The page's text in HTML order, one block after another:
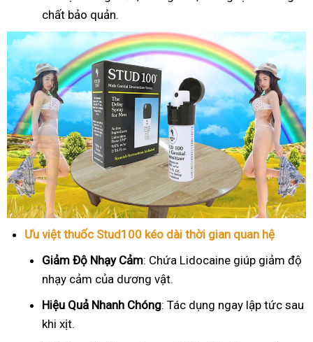
chất bảo quản.
Ưu việt thuốc Stud100 kéo dài thời gian quan hệ
Giảm Độ Nhạy Cảm: Chứa Lidocaine giúp giảm độ
nhạy cảm của dương vật.
Hiệu Quả Nhanh Chóng: Tác dụng ngay lập tức sau
khi xịt.